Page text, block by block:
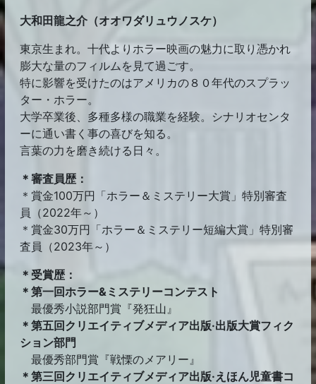
大和田龍之介（オオワダリュウノスケ）
東京生まれ。十代よりホラー映画の魅力に取り憑かれ
膨大な量のフィルムを見て過ごす。
特に影響を受けたのはアメリカの８０年代のスプラッ
ター・ホラー。
大学卒業後、多種多様の職業を経験。シナリオセンタ
ーに通い書く事の喜びを知る。
言葉の力を磨き続ける日々。
＊審査員歴：
＊賞金100万円「ホラー＆ミステリー大賞」特別審査
員（2022年～）
＊賞金30万円「ホラー＆ミステリー短編大賞」特別審
査員（2023年～）
＊受賞歴：
＊第一回ホラー&ミステリーコンテスト
最優秀小説部門賞『発狂山』
＊第五回クリエイティブメディア出版·出版大賞フィク
ション部門
最優秀部門賞『戦慄のメアリー』
＊第三回クリエイティブメディア出版·えほん児童書コ